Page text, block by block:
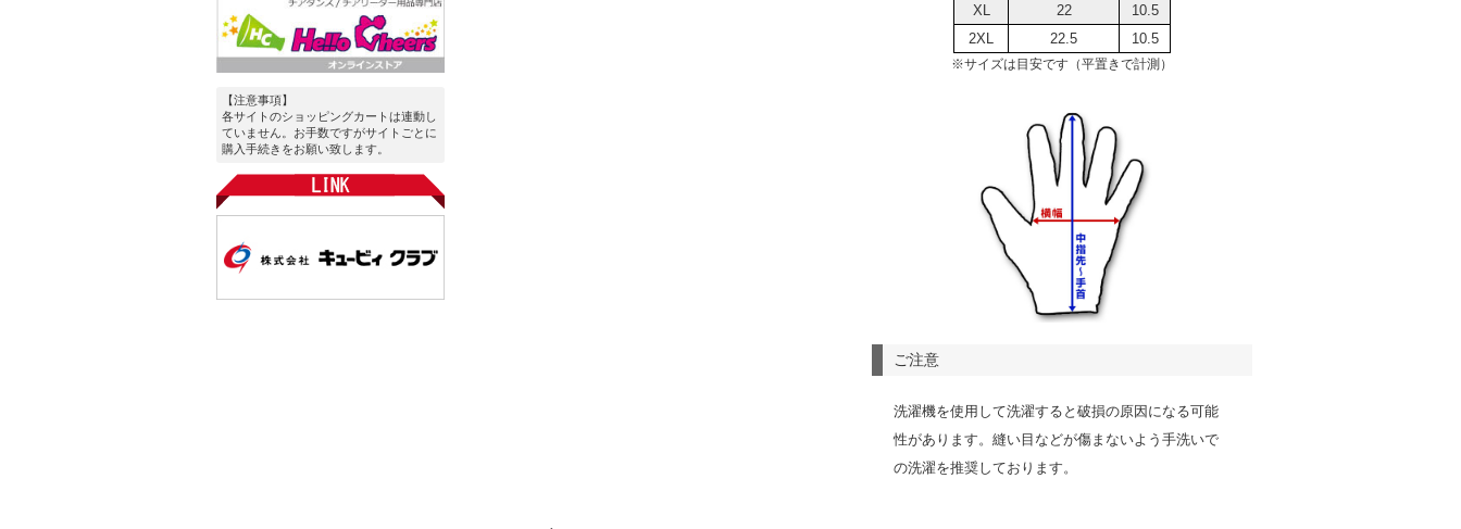
【注意事項】
各サイトのショッピングカートは連動し
ていません。お手数ですがサイトごとに
購入手続きをお願い致します。
XL
22
10.5
2XL
22.5 10.5
※サイズは目安です（平置きで計測）
ご注意
洗濯機を使用して洗濯すると破損の原因になる可能
性があります。縫い目などが傷まないよう手洗いで
の洗濯を推奨しております。